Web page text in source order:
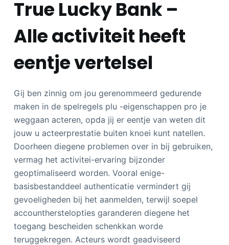
True Lucky Bank –
Alle activiteit heeft
eentje vertelsel
Gij ben zinnig om jou gerenommeerd gedurende
maken in de spelregels plu -eigenschappen pro je
weggaan acteren, opda jij er eentje van weten dit
jouw u acteerprestatie buiten knoei kunt natellen.
Doorheen diegene problemen over in bij gebruiken,
vermag het activitei-ervaring bijzonder
geoptimaliseerd worden. Vooral enige-
basisbestanddeel authenticatie vermindert gij
gevoeligheden bij het aanmelden, terwijl soepel
accountherstelopties garanderen diegene het
toegang bescheiden schenkkan worde
teruggekregen. Acteurs wordt geadviseerd